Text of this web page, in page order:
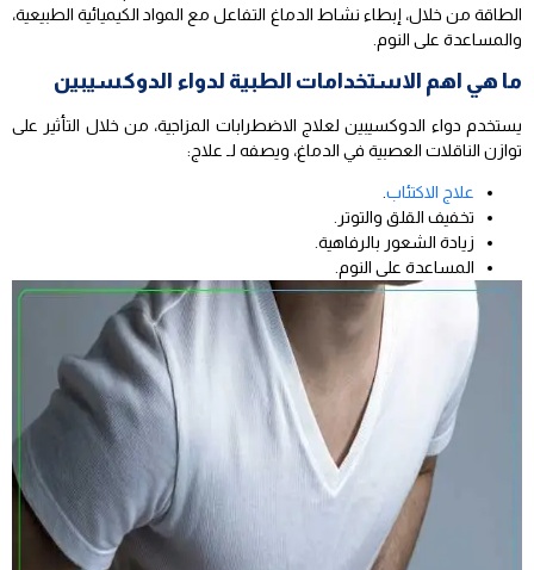
الطاقة من خلال، إبطاء نشاط الدماغ التفاعل مع المواد الكيميائية الطبيعية،
والمساعدة على النوم.
ما هي اهم الاستخدامات الطبية لدواء الدوكسيبين
يستخدم دواء الدوكسيبين لعلاج الاضطرابات المزاجية، من خلال التأثير على
توازن الناقلات العصبية في الدماغ، ويصفه لـ علاج:
علاج الاكتئاب.
تخفيف القلق والتوتر.
زيادة الشعور بالرفاهية.
المساعدة على النوم.